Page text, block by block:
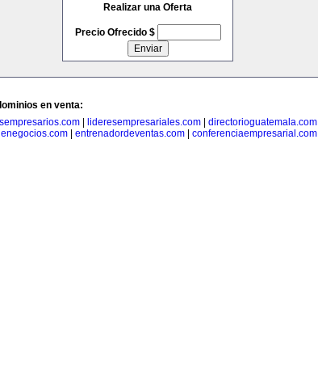
Realizar una Oferta
Precio Ofrecido $
en venta:
| lideresempresariales.com| directorioguatemala.com|
entrenadordeventas.com conferenciaempresarial.com